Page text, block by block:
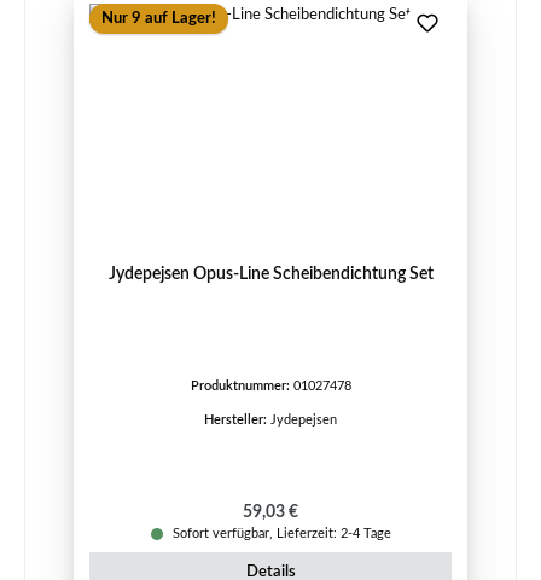
Nur 9 auf Lager!
Jydepejsen Opus-Line Scheibendichtung Set
Produktnummer: 01027478
Hersteller: Jydepejsen
Regulärer Preis:
59,03 €
Sofort verfügbar, Lieferzeit: 2-4 Tage
Details